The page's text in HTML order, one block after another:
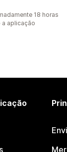
18 horas
a aplicação